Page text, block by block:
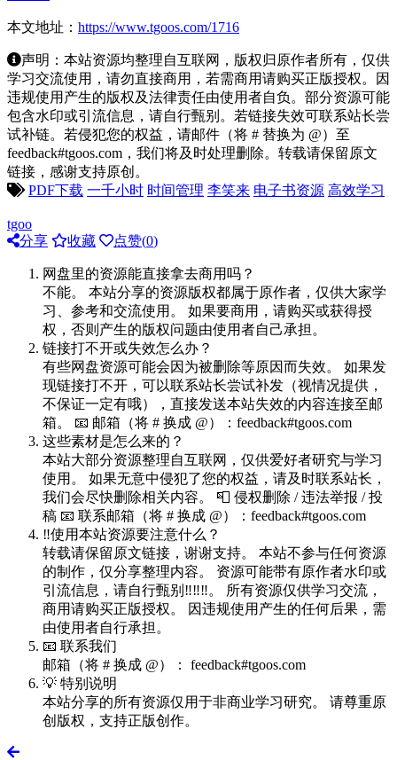
本文地址： https://www.tgoos.com/1716
声明：本站资源均整理自互联网，版权归原作者所有，仅供
学习交流使用，请勿直接商用，若需商用请购买正版授权。因
违规使用产生的版权及法律责任由使用者自负。部分资源可能
包含水印或引流信息，请自行甄别。若链接失效可联系站长尝
试补链。若侵犯您的权益，请邮件（将 # 替换为 @）至
feedback#tgoos.com，我们将及时处理删除。转载请保留原文
链接，感谢支持原创。
PDF下载 一千小时 时间管理 李笑来 电子书资源 高效学习
tgoo
分享
收藏 点赞(0)
网盘里的资源能直接拿去商用吗？
不能。 本站分享的资源版权都属于原作者，仅供大家学
习、参考和交流使用。 如果要商用，请购买或获得授
权，否则产生的版权问题由使用者自己承担。
链接打不开或失效怎么办？
有些网盘资源可能会因为被删除等原因而失效。 如果发
现链接打不开，可以联系站长尝试补发（视情况提供，
不保证一定有哦），直接发送本站失效的内容连接至邮
箱。 📧 邮箱（将 # 换成 @）：feedback#tgoos.com
这些素材是怎么来的？
本站大部分资源整理自互联网，仅供爱好者研究与学习
使用。 如果无意中侵犯了您的权益，请及时联系站长，
我们会尽快删除相关内容。 📮 侵权删除 / 违法举报 / 投
稿 📧 联系邮箱（将 # 换成 @）：feedback#tgoos.com
‼️使用本站资源要注意什么？
转载请保留原文链接，谢谢支持。 本站不参与任何资源
的制作，仅分享整理内容。 资源可能带有原作者水印或
引流信息，请自行甄别‼️‼️‼️。 所有资源仅供学习交流，
商用请购买正版授权。 因违规使用产生的任何后果，需
由使用者自行承担。
📧 联系我们
邮箱（将 # 换成 @）： feedback#tgoos.com
💡 特别说明
本站分享的所有资源仅用于非商业学习研究。 请尊重原
创版权，支持正版创作。